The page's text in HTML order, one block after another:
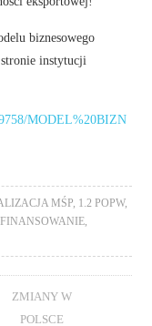
biznesowego
instytucji
MODEL%20BIZN
MŚP 1.2 POPW,
ZMIANY W
POLSCE